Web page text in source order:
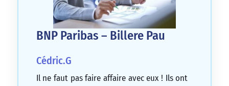
BNP Paribas – Billere Pau
Cédric.G
Il ne faut pas faire affaire avec eux ! Ils ont